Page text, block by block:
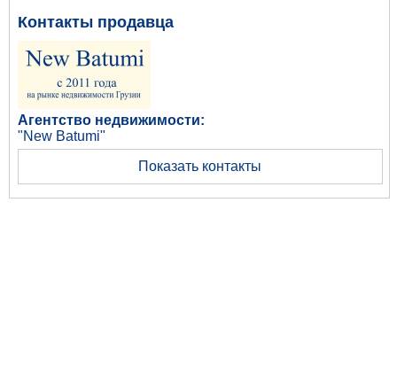
Контакты продавца
Агентство недвижимости:
"New Batumi"
Показать контакты